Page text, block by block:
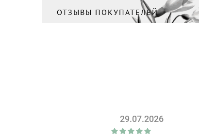
ОТЗЫВЫ ПОКУПАТЕЛЕЙ
29.07.2026